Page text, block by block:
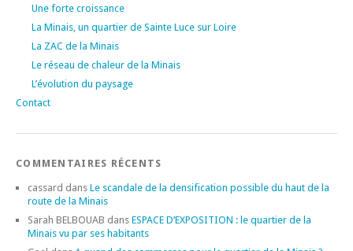
Une forte croissance
La Minais, un quartier de Sainte Luce sur Loire
La ZAC de la Minais
Le réseau de chaleur de la Minais
L’évolution du paysage
Contact
COMMENTAIRES RÉCENTS
cassard dans Le scandale de la densification possible du haut de la
route de la Minais
Sarah BELBOUAB dans ESPACE D’EXPOSITION : le quartier de la
Minais vu par ses habitants